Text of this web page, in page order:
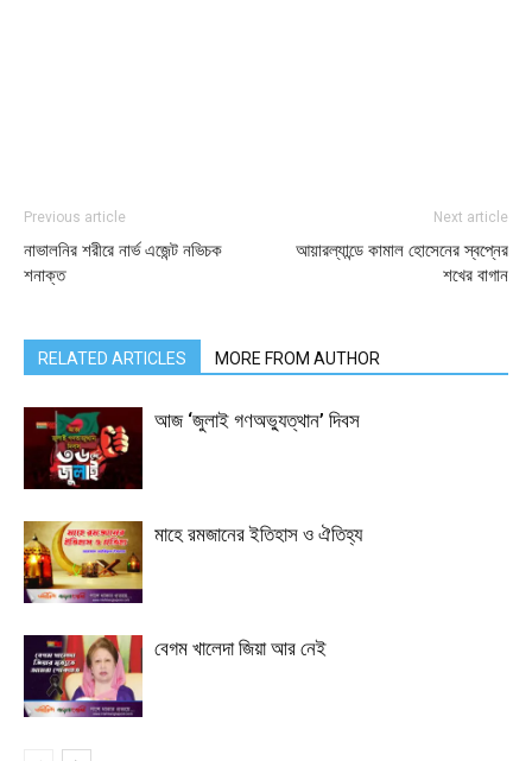
Previous article
নাভালনির শরীরে নার্ভ এজেন্ট নভিচক
শনাক্ত
Next article
আয়ারল্যান্ডে কামাল হোসেনের স্বপ্নের
শখের বাগান
RELATED ARTICLES MORE FROM AUTHOR
আজ ‘জুলাই গণঅভ্যুত্থান’ দিবস
মাহে রমজানের ইতিহাস ও ঐতিহ্য
বেগম খালেদা জিয়া আর নেই